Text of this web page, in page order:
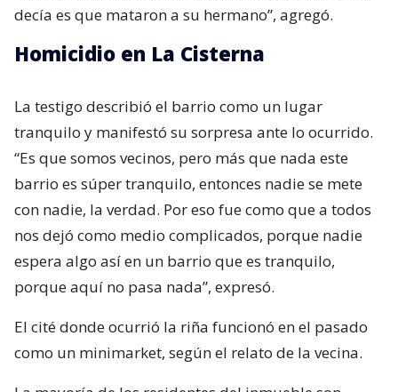
decía es que mataron a su hermano”, agregó.
Homicidio en La Cisterna
La testigo describió el barrio como un lugar
tranquilo y manifestó su sorpresa ante lo ocurrido.
“Es que somos vecinos, pero más que nada este
barrio es súper tranquilo, entonces nadie se mete
con nadie, la verdad. Por eso fue como que a todos
nos dejó como medio complicados, porque nadie
espera algo así en un barrio que es tranquilo,
porque aquí no pasa nada”, expresó.
El cité donde ocurrió la riña funcionó en el pasado
como un minimarket, según el relato de la vecina.